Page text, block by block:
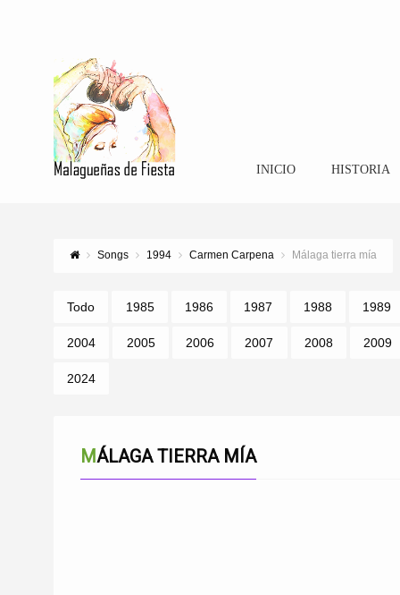
INICIO HISTORIA
Songs 1994 Carmen Carpena Málaga tierra mía
Todo 1985 1986 1987 1988 1989
2004 2005 2006 2007 2008 2009
2024
MÁLAGA TIERRA MÍA